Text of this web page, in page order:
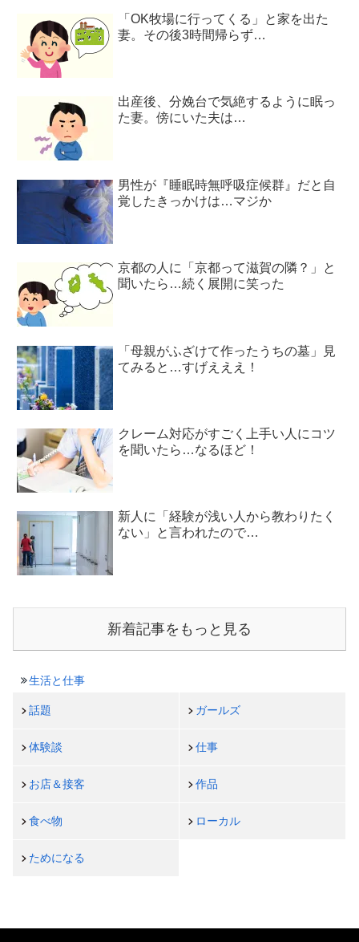
「OK牧場に行ってくる」と家を出た
妻。その後3時間帰らず…
出産後、分娩台で気絶するように眠っ
た妻。傍にいた夫は…
男性が『睡眠時無呼吸症候群』だと自
覚したきっかけは…マジか
京都の人に「京都って滋賀の隣？」と
聞いたら…続く展開に笑った
「母親がふざけて作ったうちの墓」見
てみると…すげえええ！
クレーム対応がすごく上手い人にコツ
を聞いたら…なるほど！
新人に「経験が浅い人から教わりたく
ない」と言われたので…
新着記事をもっと見る
生活と仕事
話題 ガールズ
体験談 仕事
お店＆接客 作品
食べ物 ローカル
ためになる